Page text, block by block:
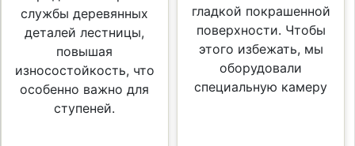
службы деревянных
деталей лестницы,
повышая
износостойкость, что
особенно важно для
ступеней.
гладкой покрашенной
поверхности. Чтобы
этого избежать, мы
оборудовали
специальную камеру